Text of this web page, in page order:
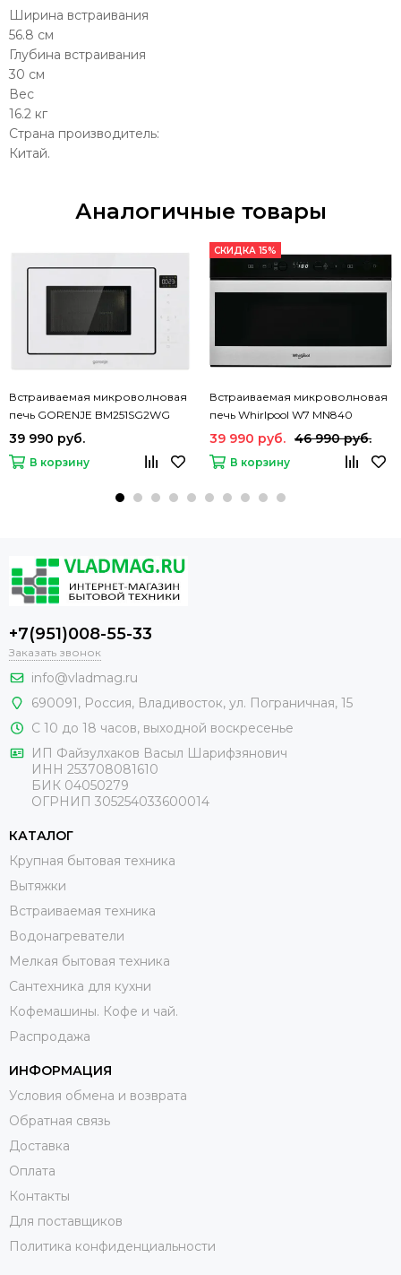
Ширина встраивания
56.8 см
Глубина встраивания
30 см
Вес
16.2 кг
Страна производитель:
Китай.
Аналогичные товары
Встраиваемая микроволновая
печь GORENJE BM251SG2WG
39 990 руб.
В корзину
СКИДКА 15%
Встраиваемая микроволновая
печь Whirlpool W7 MN840
39 990 руб. 46 990 руб.
В корзину
+7(951)008-55-33
Заказать звонок
info@vladmag.ru
690091, Россия, Владивосток, ул. Пограничная, 15
С 10 до 18 часов, выходной воскресенье
ИП Файзулхаков Васыл Шарифзянович
ИНН 253708081610
БИК 04050279
ОГРНИП 305254033600014
КАТАЛОГ
Крупная бытовая техника
Вытяжки
Встраиваемая техника
Водонагреватели
Мелкая бытовая техника
Сантехника для кухни
Кофемашины. Кофе и чай.
Распродажа
ИНФОРМАЦИЯ
Условия обмена и возврата
Обратная связь
Доставка
Оплата
Контакты
Для поставщиков
Политика конфиденциальности